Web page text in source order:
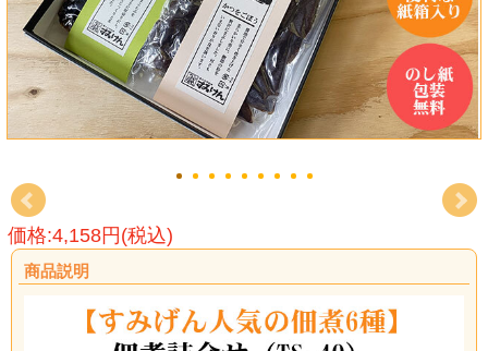
価格:4,158円(税込)
商品説明